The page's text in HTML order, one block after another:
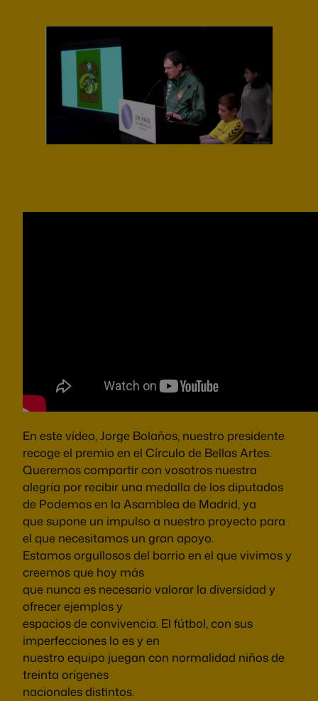
En este vídeo, Jorge Bolaños, nuestro presidente
recoge el premio en el Círculo de Bellas Artes.
Queremos compartir con vosotros nuestra
alegría por recibir una medalla de los diputados
de Podemos en la Asamblea de Madrid, ya
que supone un impulso a nuestro proyecto para
el que necesitamos un gran apoyo.
Estamos orgullosos del barrio en el que vivimos y
creemos que hoy más
que nunca es necesario valorar la diversidad y
ofrecer ejemplos y
espacios de convivencia. El fútbol, con sus
imperfecciones lo es y en
nuestro equipo juegan con normalidad niños de
treinta orígenes
nacionales distintos.